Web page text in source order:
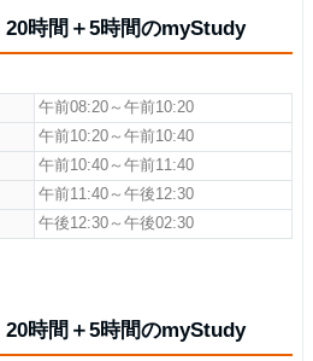
時間＋5時間のmyStudy
午前08:20～午前10:20
午前10:20～午前10:40
午前10:40～午前11:40
午前11:40～午後12:30
午後12:30～午後02:30
時間＋5時間のmyStudy